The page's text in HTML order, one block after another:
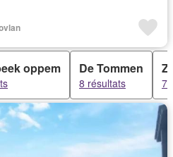
oppem De Tommen
8 résultats 7